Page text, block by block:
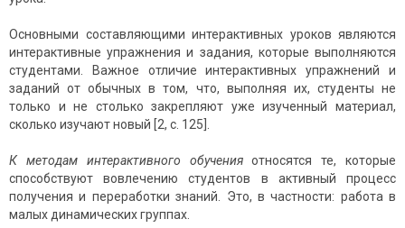
Основными составляющими интерактивных уроков являются
интерактивные упражнения и задания, которые выполняются
студентами. Важное отличие интерактивных упражнений и
заданий от обычных в том, что, выполняя их, студенты не
только и не столько закрепляют уже изученный материал,
сколько изучают новый [2, с. 125].
К методам интерактивного обученияотносятся те, которые
способствуют вовлечению студентов в активный процесс
получения и переработки знаний. Это, в частности: работа в
малых динамических группах.